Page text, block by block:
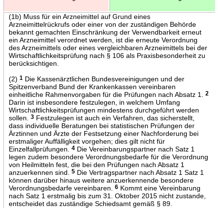
(1b) Muss für ein Arzneimittel auf Grund eines
Arzneimittelrückrufs oder einer von der zuständigen Behörde
bekannt gemachten Einschränkung der Verwendbarkeit erneut
ein Arzneimittel verordnet werden, ist die erneute Verordnung
des Arzneimittels oder eines vergleichbaren Arzneimittels bei der
Wirtschaftlichkeitsprüfung nach § 106 als Praxisbesonderheit zu
berücksichtigen.
(2) 1Die Kassenärztlichen Bundesvereinigungen und der
Spitzenverband Bund der Krankenkassen vereinbaren
einheitliche Rahmenvorgaben für die Prüfungen nach Absatz 1.
2
Darin ist insbesondere festzulegen, in welchem Umfang
Wirtschaftlichkeitsprüfungen mindestens durchgeführt werden
sollen.
3Festzulegen ist auch ein Verfahren, das sicherstellt,
dass individuelle Beratungen bei statistischen Prüfungen der
Ärztinnen und Ärzte der Festsetzung einer Nachforderung bei
erstmaliger Auffälligkeit vorgehen; dies gilt nicht für
Einzelfallprüfungen.
4Die Vereinbarungspartner nach Satz 1
legen zudem besondere Verordnungsbedarfe für die Verordnung
von Heilmitteln fest, die bei den Prüfungen nach Absatz 1
anzuerkennen sind.
5Die Vertragspartner nach Absatz 1 Satz 1
können darüber hinaus weitere anzuerkennende besondere
Verordnungsbedarfe vereinbaren.
6Kommt eine Vereinbarung
nach Satz 1 erstmalig bis zum 31. Oktober 2015 nicht zustande,
entscheidet das zuständige Schiedsamt gemäß § 89.